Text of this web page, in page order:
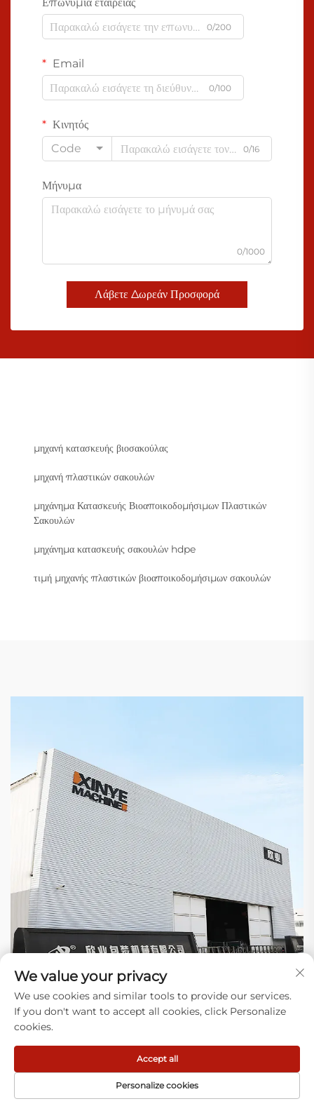
0/200
Email
0/100
Κινητός
Code
0/16
Μήνυμα
0/1000
Λάβετε Δωρεάν Προσφορά
μηχανή κατασκευής βιοσακούλας
μηχανή πλαστικών σακουλών
μηχάνημα Κατασκευής Βιοαποικοδομήσιμων Πλαστικών
Σακουλών
μηχάνημα κατασκευής σακουλών hdpe
τιμή μηχανής πλαστικών βιοαποικοδομήσιμων σακουλών
Γιατί να μας επιλέξετε
1) Εμπειρογνωμοσύνη: Εστιάζουμε στην κατασκευή εξοπλισμού για
πλαστικές σακούλες και στην επίλυση πραγματικών προβλημάτων
στη γραμμή παραγωγής σας (εμπλοκές, απόβλητα) για χιλιάδες
We value your privacy
We use cookies and similar tools to provide our services.
If you don't want to accept all cookies, click Personalize
cookies.
Personalize cookies
Accept all